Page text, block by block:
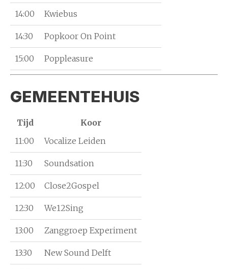
14:00 Kwiebus
14:30 Popkoor On Point
15:00 Poppleasure
GEMEENTEHUIS
Tijd
Koor
11:00
Vocalize Leiden
11:30 Soundsation
12:00 Close2Gospel
12:30 We12Sing
13:00 Zanggroep Experiment
13:30 New Sound Delft